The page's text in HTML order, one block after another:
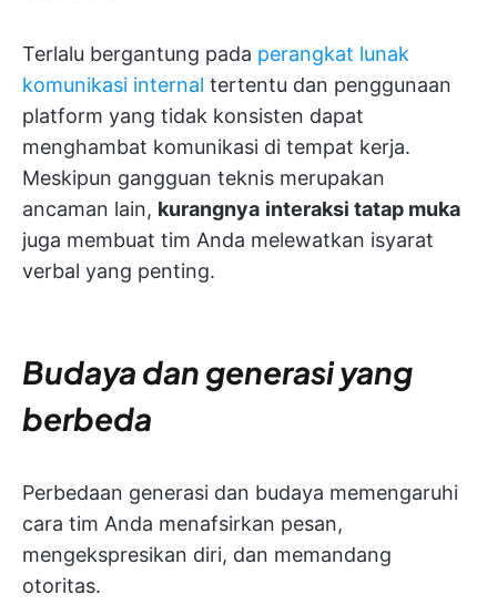
Terlalu bergantung pada perangkat lunak
komunikasi internal tertentu dan penggunaan
platform yang tidak konsisten dapat
menghambat komunikasi di tempat kerja.
Meskipun gangguan teknis merupakan
ancaman lain, kurangnya interaksi tatap muka
juga membuat tim Anda melewatkan isyarat
verbal yang penting.
Budaya dan generasi yang
berbeda
Perbedaan generasi dan budaya memengaruhi
cara tim Anda menafsirkan pesan,
mengekspresikan diri, dan memandang
otoritas.